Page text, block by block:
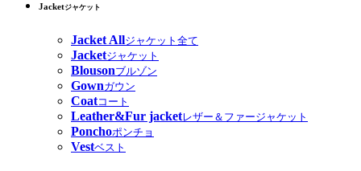
Jacketジャケット
Jacket Allジャケット全て
Jacketジャケット
Blousonブルゾン
Gownガウン
Coatコート
Leather&Fur jacketレザー＆ファージャケット
Ponchoポンチョ
Vestベスト